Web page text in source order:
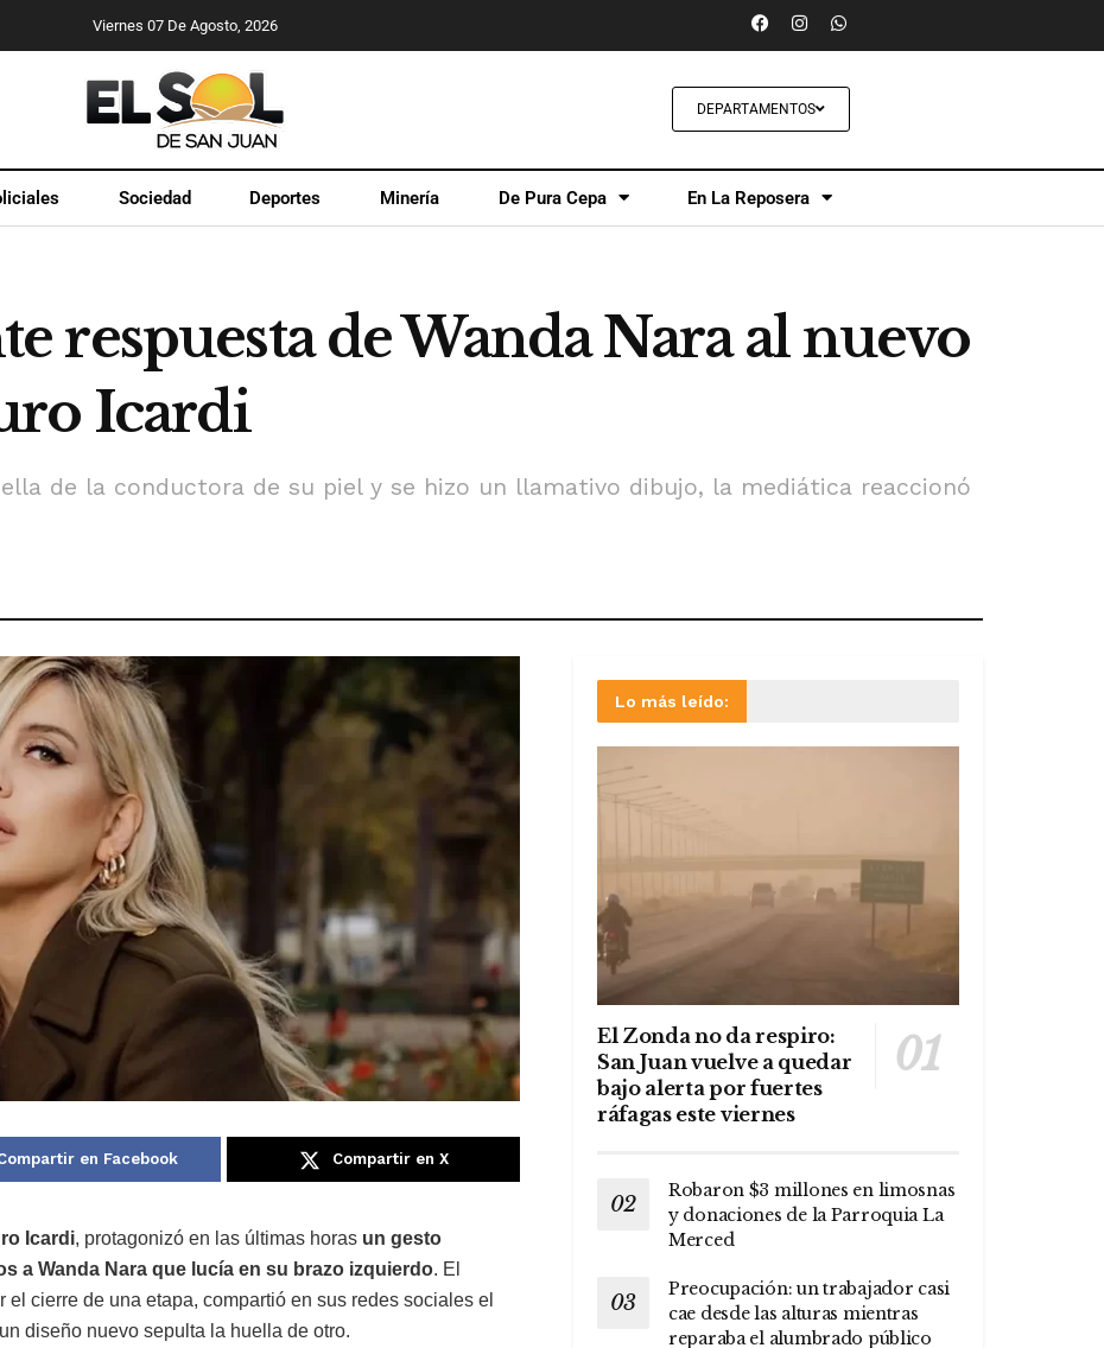
Viernes 07 De Agosto, 2026
DEPARTAMENTOS
Sociedad Deportes Minería De Pura Cepa En La Reposera
respuesta de Wanda Nara al nuevo
Icardi
de la conductora de su piel y se hizo un llamativo dibujo, la mediática reaccionó
en Facebook Compartir en X
Icardi, protagonizó en las últimas horas un gesto
a Wanda Nara que lucía en su brazo izquierdo. El
cierre de una etapa, compartió en sus redes sociales el
diseño nuevo sepulta la huella de otro.
Lo más leído:
El Zonda no da respiro:
San Juan vuelve a quedar
bajo alerta por fuertes
ráfagas este viernes
Robaron $3 millones en limosnas
y donaciones de la Parroquia La
Merced
Preocupación: un trabajador casi
cae desde las alturas mientras
reparaba el alumbrado público